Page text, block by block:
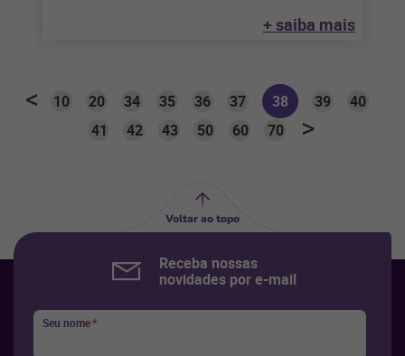
+ saiba mais
10 20 34 35 36 37 38 39
40
41
42 43 50 60 70
Voltar ao topo
Receba nossas
novidades por e-mail
Seu nome*